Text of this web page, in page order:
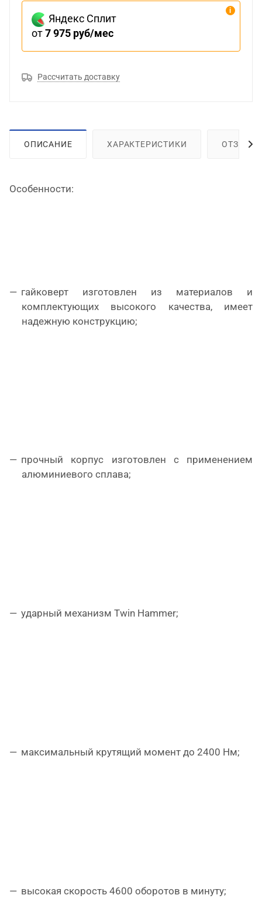
Яндекс Сплит
от7 975 руб/мес
Рассчитать доставку
ОПИСАНИЕ ХАРАКТЕРИСТИКИ ОТЗЫВЫ
Особенности:
гайковерт изготовлен из материалов и
комплектующих высокого качества, имеет
надежную конструкцию;
прочный корпус изготовлен с применением
алюминиевого сплава;
ударный механизм Twin Hammer;
максимальный крутящий момент до 2400 Нм;
высокая скорость 4600 оборотов в минуту;